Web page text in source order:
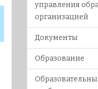
управления
организацией
Документы
Образование